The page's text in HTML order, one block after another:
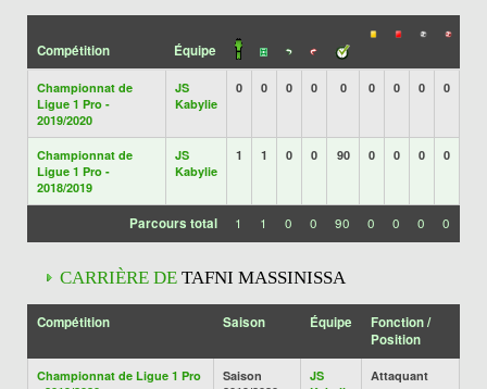
Compétition Équipe
Championnat de
Ligue 1 Pro -
2019/2020
JS
Kabylie
0 0 0 0 0 0 0 0 0
Championnat de
Ligue 1 Pro -
2018/2019
JS
Kabylie
1 1 0 0 90 0 0 0 0
Parcours total 1 1 0 0 90 0 0 0 0
CARRIÈRE DE TAFNI MASSINISSA
Compétition Saison Équipe
Fonction /
Position
Championnat de Ligue 1 Pro
Saison
JS
Attaquant